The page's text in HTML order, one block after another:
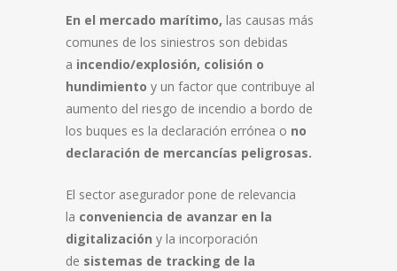
En el mercado marítimo, las causas más
comunes de los siniestros son debidas
a incendio/explosión, colisión o
hundimiento y un factor que contribuye al
aumento del riesgo de incendio a bordo de
los buques es la declaración errónea o no
declaración de mercancías peligrosas.
El sector asegurador pone de relevancia
la conveniencia de avanzar en la
digitalización y la incorporación
de sistemas de tracking de la